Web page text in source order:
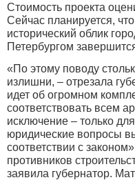
Стоимость проекта
Сейчас планируется,
исторический облик
Петербургом
«По этому поводу
излишни, – отрезала
идет об огромном
соответствовать всем
исключение – только
юридические вопросы
соответствии с
противников
заявила губернатор.